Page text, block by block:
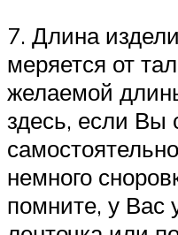
7. Длина
меряется от
желаемой
здесь, если Вы
немного
помните, у Вас